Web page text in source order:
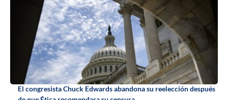
El congresista Chuck Edwards abandona su reelección después